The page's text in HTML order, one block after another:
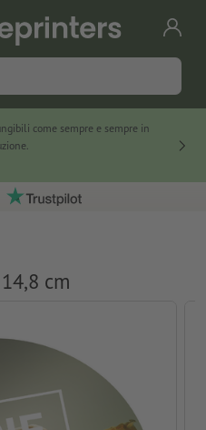
come sempre e sempre in
cm